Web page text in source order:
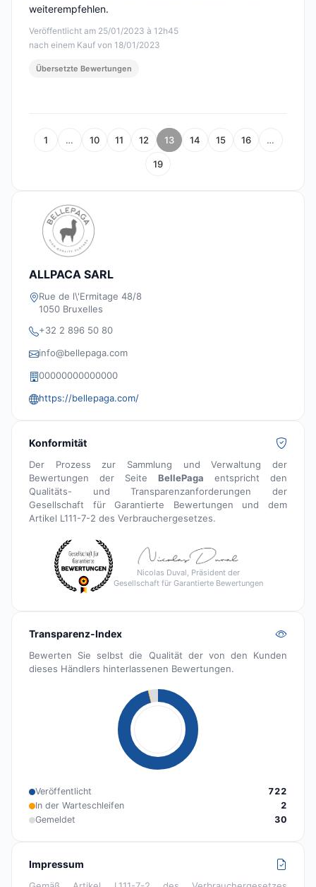
Veröffentlicht am 25/01/2023 à 12h45
nach einem Kauf von 18/01/2023
weiterempfehlen.
Übersetzte Bewertungen
1 … 10 11 12 13 14 15 16 …
19
ALLPACA SARL
Rue de l\'Ermitage 48/8
1050 Bruxelles
+32 2 896 50 80
info@bellepaga.com
00000000000000
https://bellepaga.com/
Konformität
Der Prozess zur Sammlung und Verwaltung der
Bewertungen der Seite BellePaga entspricht den
Qualitäts- und Transparenzanforderungen der
Gesellschaft für Garantierte Bewertungen und dem
Artikel L111-7-2 des Verbrauchergesetzes.
Nicolas Duval, Präsident der
Gesellschaft für Garantierte Bewertungen
Transparenz-Index
Bewerten Sie selbst die Qualität der von den Kunden
dieses Händlers hinterlassenen Bewertungen.
Veröffentlicht
722
In der Warteschleifen
2
Gemeldet
30
Impressum